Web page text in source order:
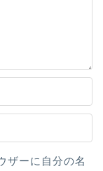
ザーに自分の名